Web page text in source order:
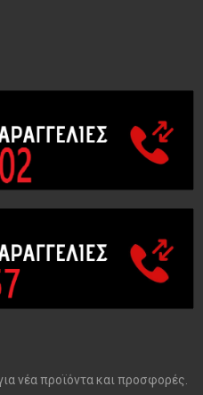
νέα προϊόντα και προσφορές.